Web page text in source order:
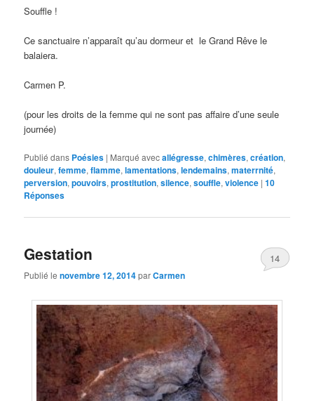
Souffle !
Ce sanctuaire n’apparaît qu’au dormeur et le Grand Rêve le
balaiera.
Carmen P.
(pour les droits de la femme qui ne sont pas affaire d’une seule
journée)
Publié dans Poésies | Marqué avecallégresse,chimères,création,
douleur,femme,flamme,lamentations,lendemains,materrnité,
perversion,pouvoirs,prostitution,silence,souffle,violence |10
Réponses
Gestation
Publié lenovembre 12, 2014parCarmen
14